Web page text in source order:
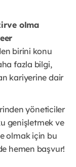
olma
birini konu
fazla bilgi,
kariyerine dair
yöneticiler
genişletmek ve
olmak için bu
hemen başvur!